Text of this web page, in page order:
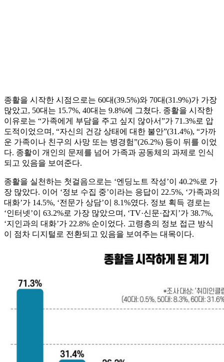
종활을 시작한 시점으로는 60대(39.5%)와 70대(31.9%)가 가장
많았고, 50대는 15.7%, 40대는 9.8%에 그쳤다. 종활을 시작한
이유로는 “가족에게 부담을 주고 싶지 않아서”가 71.3%로 압
도적이었으며, “자신의 건강 상태에 대한 불안”(31.4%), “가까
운 가족이나 친구의 사망 또는 병경험”(26.2%) 등이 뒤를 이었
다. 종활이 개인의 문제를 넘어 가족과 공동체의 과제로 인식
되고 있음을 보여준다.
종활을 실천하는 첫걸음으로는 ‘엔딩노트 작성’이 40.2%로 가
장 많았다. 이어 ‘정보 수집 중’이라는 응답이 22.5%, ‘가족과의
대화’가 14.5%, ‘전문가 상담’이 8.1%였다. 정보 획득 경로는
‘인터넷’이 63.2%로 가장 많았으며, ‘TV·신문·잡지’가 38.7%,
‘지인과의 대화’가 22.8% 순이었다. 고령층의 정보 접근 방식
이 점차 디지털로 전환되고 있음을 보여주는 대목이다.